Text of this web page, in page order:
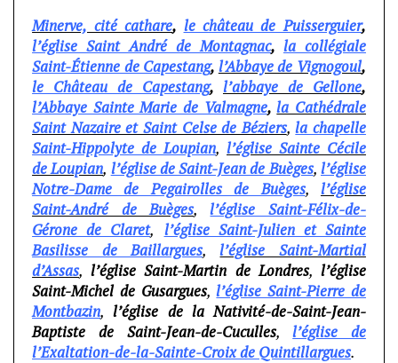
Minerve, cité cathare, le château de Puisserguier,
l’église Saint André de Montagnac, la collégiale
Saint-Étienne de Capestang, l’Abbaye de Vignogoul,
le Château de Capestang, l’abbaye de Gellone,
l’Abbaye Sainte Marie de Valmagne,la Cathédrale
Saint Nazaire et Saint Celse de Béziers,la chapelle
Saint-Hippolyte de Loupian, l’église Sainte Cécile
de Loupian, l’église de Saint-Jean de Buèges, l’église
Notre-Dame de Pegairolles de Buèges, l’église
Saint-André de Buèges,l’église Saint-Félix-de-
Gérone de Claret, l’église Saint-Julien et Sainte
Basilisse de Baillargues,l’église Saint-Martial
d’Assas,l’église Saint-Martin de Londres, l’église
Saint-Michel de Gusargues,l’église Saint-Pierre de
Montbazin,l’église de la Nativité-de-Saint-Jean-
Baptiste de Saint-Jean-de-Cuculles,l’église de
l’Exaltation-de-la-Sainte-Croix de Quintillargues.